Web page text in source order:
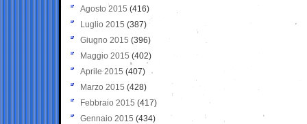
Agosto 2015 (416)
Luglio 2015 (387)
Giugno 2015 (396)
Maggio 2015 (402)
Aprile 2015 (407)
Marzo 2015 (428)
Febbraio 2015 (417)
Gennaio 2015 (434)